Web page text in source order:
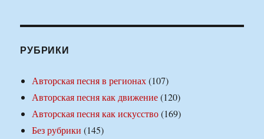
РУБРИКИ
Авторская песня в регионах(107)
Авторская песня как движение(120)
Авторская песня как искусство(169)
Без рубрики (145)